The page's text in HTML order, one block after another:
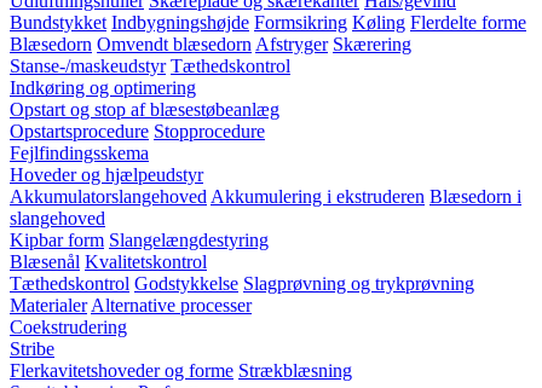
Bundstykket Indbygningshøjde Formsikring Køling Flerdelte forme
Blæsedorn Omvendt blæsedorn Afstryger Skærering
Stanse-/maskeudstyr Tæthedskontrol
Indkøring og optimering
Opstart og stop af blæsestøbeanlæg
Opstartsprocedure Stopprocedure
Fejlfindingsskema
Hoveder og hjælpeudstyr
Akkumulatorslangehoved Akkumulering i ekstruderen Blæsedorn i
slangehoved
Kipbar form Slangelængdestyring
Blæsenål Kvalitetskontrol
Tæthedskontrol Godstykkelse Slagprøvning og trykprøvning
Materialer Alternative processer
Coekstrudering
Stribe
Flerkavitetshoveder og forme Strækblæsning